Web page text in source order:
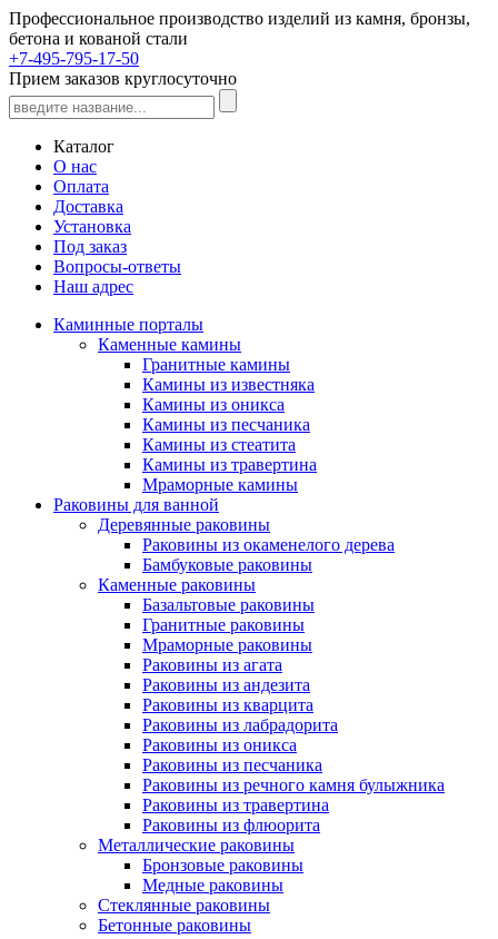
Профессиональное производство изделий из камня, бронзы,
бетона и кованой стали
+7-495-795-17-50
Прием заказов круглосуточно
Каталог
О нас
Оплата
Доставка
Установка
Под заказ
Вопросы-ответы
Наш адрес
Каминные порталы
Каменные камины
Гранитные камины
Камины из известняка
Камины из оникса
Камины из песчаника
Камины из стеатита
Камины из травертина
Мраморные камины
Раковины для ванной
Деревянные раковины
Раковины из окаменелого дерева
Бамбуковые раковины
Каменные раковины
Базальтовые раковины
Гранитные раковины
Мраморные раковины
Раковины из агата
Раковины из андезита
Раковины из кварцита
Раковины из лабрадорита
Раковины из оникса
Раковины из песчаника
Раковины из речного камня булыжника
Раковины из травертина
Раковины из флюорита
Металлические раковины
Бронзовые раковины
Медные раковины
Стеклянные раковины
Бетонные раковины